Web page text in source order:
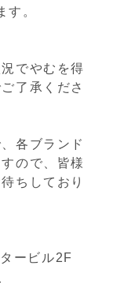
。
でやむを得
了承くださ
各ブランド
ので、皆様
ちしており
ービル2F